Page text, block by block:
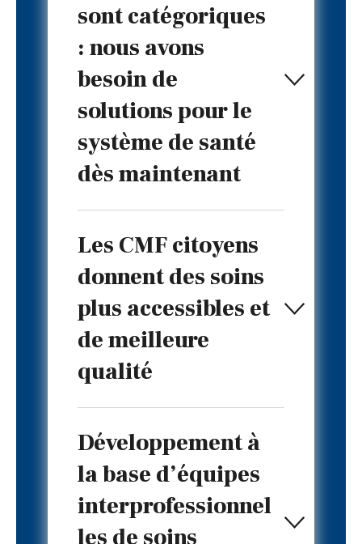
sont catégoriques
: nous avons
besoin de
solutions pour le
système de santé
dès maintenant
Les CMF citoyens
donnent des soins
plus accessibles et
de meilleure
qualité
Développement à
la base d’équipes
interprofessionnel
les de soins